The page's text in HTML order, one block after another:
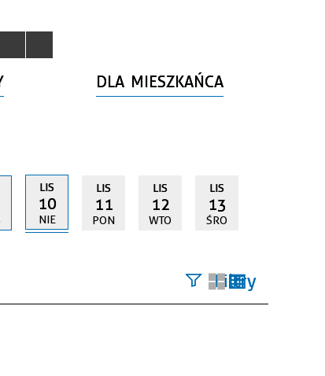
DLA MIESZKAŃCA
LIS
10
NIE
LIS
11
PON
LIS
12
WTO
LIS
13
ŚRO
Filtry